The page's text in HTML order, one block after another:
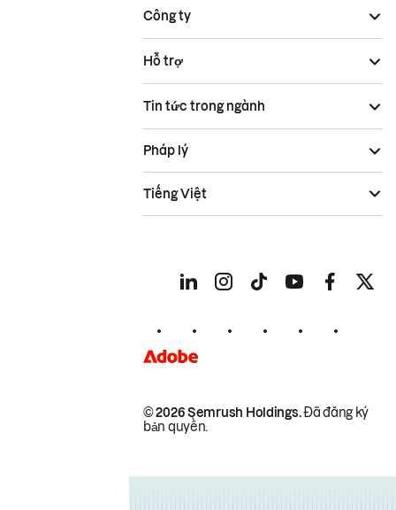
Công ty
Hỗ trợ
Tin tức trong ngành
© 2026 Semrush Holdings.Đã đăng ký
bản quyền.
Pháp lý
Tiếng Việt